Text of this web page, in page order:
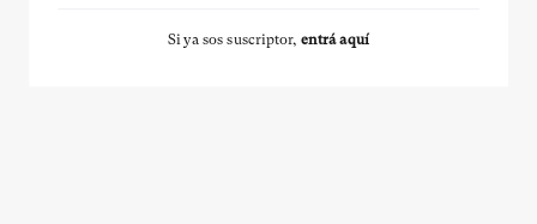
Si ya sos suscriptor, entrá aquí